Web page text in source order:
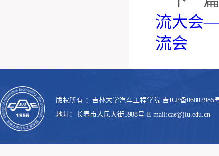
流大会
流会
版权所有 ：吉林大学汽车工程学院 吉ICP备06002985
地址：长春市人民大街5988号 E-mail:cae@jlu.edu.cn